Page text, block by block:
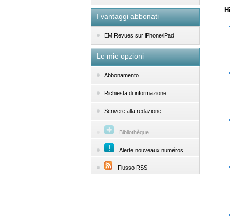
I vantaggi abbonati
EM|Revues sur iPhone/iPad
Le mie opzioni
Abbonamento
Richiesta di informazione
Scrivere alla redazione
Bibliothèque
Alerte nouveaux numéros
Flusso RSS